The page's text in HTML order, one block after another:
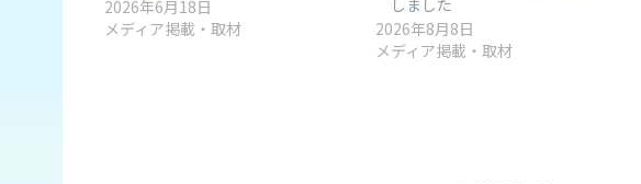
2026年6月18日
メディア掲載・取材
2026年8月8日
メディア掲載・取材